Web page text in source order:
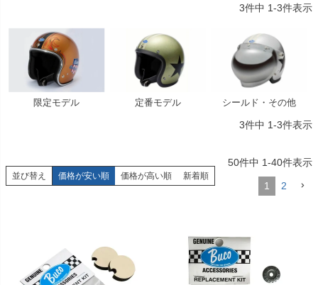
3件中 1-3件表示
限定モデル 定番モデル シールド・その他
3件中 1-3件表示
並び替え 価格が安い順 価格が高い順 新着順
50件中 1-40件表示
1 2